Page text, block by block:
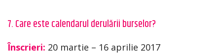
7. Care este calendarul derulării burselor?
Înscrieri: 20 martie – 16 aprilie 2017